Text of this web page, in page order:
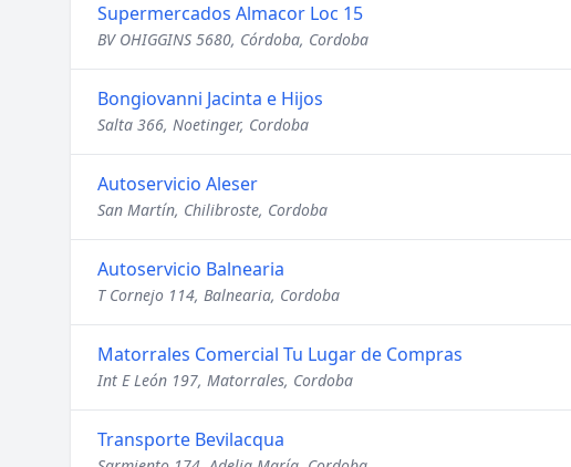
Supermercados Almacor Loc 15
BV OHIGGINS 5680, Córdoba, Cordoba
Bongiovanni Jacinta e Hijos
Salta 366, Noetinger, Cordoba
Autoservicio Aleser
San Martín, Chilibroste, Cordoba
Autoservicio Balnearia
T Cornejo 114, Balnearia, Cordoba
Matorrales Comercial Tu Lugar de Compras
Int E León 197, Matorrales, Cordoba
Transporte Bevilacqua